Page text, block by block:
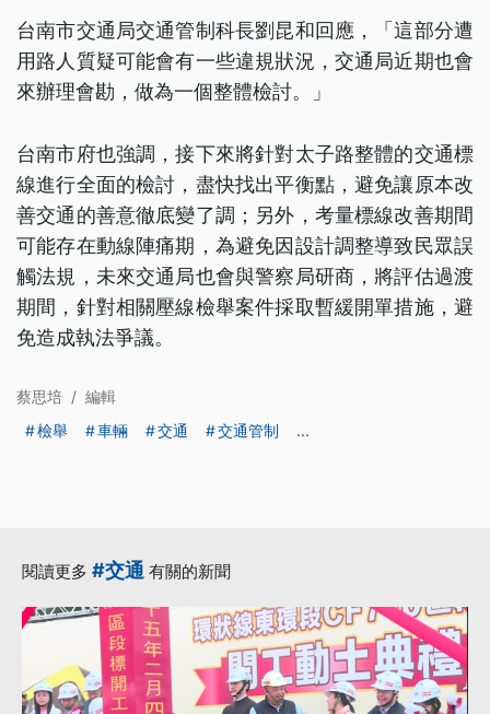
台南市交通局交通管制科長劉昆和回應，「這部分遭
用路人質疑可能會有一些違規狀況，交通局近期也會
來辦理會勘，做為一個整體檢討。」
台南市府也強調，接下來將針對太子路整體的交通標
線進行全面的檢討，盡快找出平衡點，避免讓原本改
善交通的善意徹底變了調；另外，考量標線改善期間
可能存在動線陣痛期，為避免因設計調整導致民眾誤
觸法規，未來交通局也會與警察局研商，將評估過渡
期間，針對相關壓線檢舉案件採取暫緩開單措施，避
免造成執法爭議。
蔡思培 / 編輯
檢舉
車輛 交通 交通管制 ...
閱讀更多 #交通 有關的新聞